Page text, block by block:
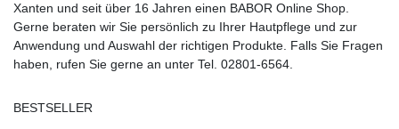
Xanten und seit über 16 Jahren einen BABOR Online Shop.
Gerne beraten wir Sie persönlich zu Ihrer Hautpflege und zur
Anwendung und Auswahl der richtigen Produkte. Falls Sie Fragen
haben, rufen Sie gerne an unter Tel. 02801-6564.
BESTSELLER